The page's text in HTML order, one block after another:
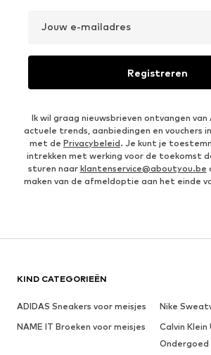
Jouw e-mailadres
Registreren
Ik wil graag nieuwsbrieven ontvangen van
actuele trends, aanbiedingen en vouchers
met de Privacybeleid. Je kunt je
intrekken met werking voor de toekomst
sturen naar klantenservice@aboutyou.be
maken van de afmeldoptie aan het einde
KIND CATEGORIEËN
ADIDAS Sneakers voor meisjes
Nike
NAME IT Broeken voor meisjes
Calvin
Ondergoed